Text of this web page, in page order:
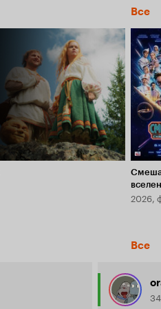
Все
2026,
Все